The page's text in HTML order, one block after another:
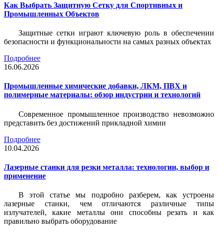
Как Выбрать Защитную Сетку для Спортивных и
Промышленных Объектов
Защитные сетки играют ключевую роль в обеспечении
безопасности и функциональности на самых разных объектах
Подробнее
16.06.2026
Промышленные химические добавки, ЛКМ, ПВХ и
полимерные материалы: обзор индустрии и технологий
Современное промышленное производство невозможно
представить без достижений прикладной химии
Подробнее
10.04.2026
Лазерные станки для резки металла: технологии, выбор и
применение
В этой статье мы подробно разберем, как устроены
лазерные станки, чем отличаются различные типы
излучателей, какие металлы они способны резать и как
правильно выбрать оборудование